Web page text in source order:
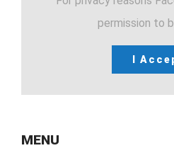
permission to
I
MENU